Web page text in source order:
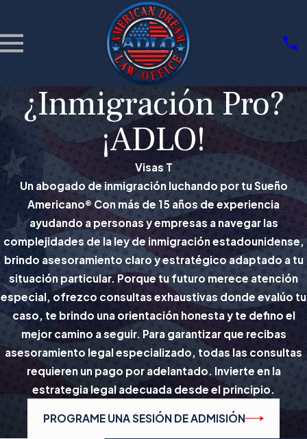
¿Inmigración Pro?
¡ADLO!
Visas T
Un abogado de inmigración luchando por tu Sueño
Americano® Con más de 15 años de experiencia
ayudando a personas y empresas a navegar las
complejidades de la ley de inmigración estadounidense,
brindo asesoramiento claro y estratégico adaptado a tu
situación particular. Porque tu futuro merece atención
especial, ofrezco consultas exhaustivas donde evalúo tu
caso, te brindo una orientación honesta y te defino el
mejor camino a seguir. Para garantizar que recibas
asesoramiento legal especializado, todas las consultas
requieren un pago por adelantado. Invierte en la
estrategia legal adecuada desde el principio.
PROGRAME UNA SESIÓN DE ADMISIÓN